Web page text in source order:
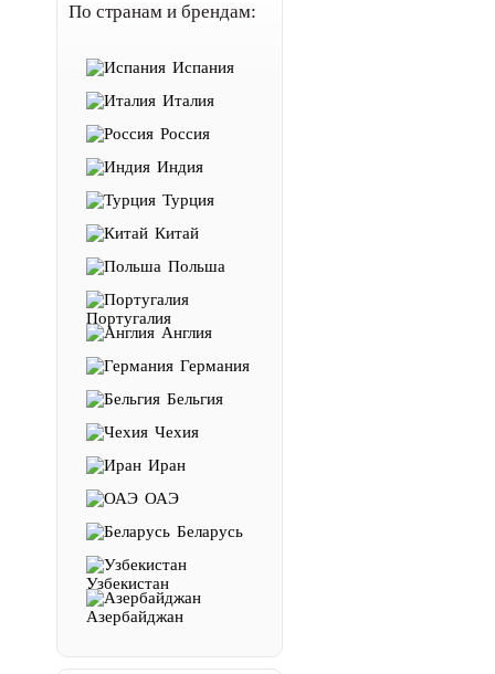
По странам и брендам:
Испания
Италия
Россия
Индия
Турция
Китай
Польша
Португалия
Англия
Германия
Бельгия
Чехия
Иран
ОАЭ
Беларусь
Узбекистан
Азербайджан